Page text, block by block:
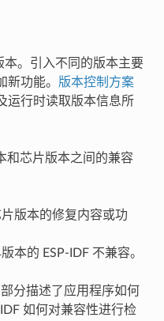
本。引入不同的版本主要
新功能。 版本控制方案
运行时读取版本信息所
和芯片版本之间的兼容
版本的修复内容或功
本的 ESP-IDF 不兼容。
分描述了应用程序如何
如何对兼容性进行检